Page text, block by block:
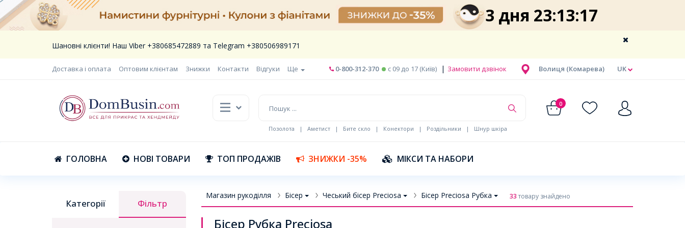
3 дня 23:13:16
Шановні клієнти! Наш Viber +380685472889 та Telegram +380506989171
Доставка і оплата Оптовим клієнтам Знижки Контакти Відгуки Ще UK
Волиця (Комарева)
0-800-312-370 c 09 до 17 (Київ) | Замовити дзвінок
0
Позолота | Аметист | Бите скло | Конектори | Роздільники | Шнур шкіра
ГОЛОВНА НОВІ ТОВАРИ ТОП ПРОДАЖІВ ЗНИЖКИ -35% МІКСИ ТА НАБОРИ
Категорії Фільтр
Магазин рукоділля Бісер Чеський бісер Preciosa Бісер Preciosa Рубка 33товару знайдено
Бісер Рубка Preciosa